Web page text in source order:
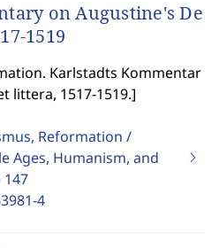
on Augustine's De
1519
Karlstadts Kommentar
littera, 1517-1519.]
Reformation /
Ages, Humanism, and
147
4